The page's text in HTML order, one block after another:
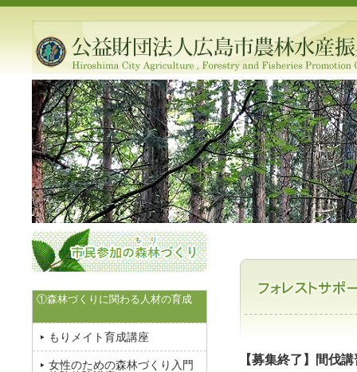
【募集終了】間伐
①森林づくりに関わる人材の育成
もりメイト育成講座
女性のための森林づくり入門